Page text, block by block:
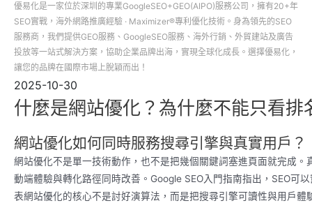
優易化是一家位於深圳的專業GoogleSEO+GEO(AIPO)服務公司，擁有20+年
SEO實戰，海外網路推廣經驗 · Maximizer®專利優化技術。身為領先的SEO
服務商，我們提供GEO服務、GoogleSEO服務、海外行銷、外貿建站及廣告
投放等一站式解決方案，協助企業品牌出海，實現全球化成長。選擇優易化，
讓您的品牌在國際市場上脫穎而出！
2025-10-30
什麼是網站優化？為什麼不能只看排
網站優化如何同時服務搜尋引擎與真實用戶？
網站優化不是單一技術動作，也不是把幾個關鍵詞塞進頁面就完成
動端體驗與轉化路徑同時改善。Google SEO入門指南指出，SEO可
表網站優化的核心不是討好演算法，而是把搜尋引擎可讀性與用戶體